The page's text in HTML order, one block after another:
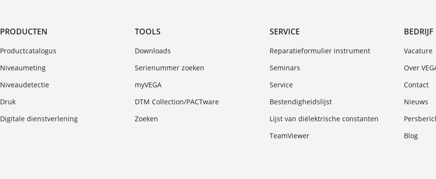
PRODUCTEN
Productcatalogus
Niveaumeting
Niveaudetectie
Druk
Digitale dienstverlening
TOOLS
Downloads
Serienummer zoeken
myVEGA
DTM Collection/PACTware
Zoeken
SERVICE
Reparatieformulier instrument
Seminars
Service
Bestendigheidslijst
Lijst van diëlektrische constanten
TeamViewer
BEDRIJF
Vacature
Over
Contact
Nieuws
Blog